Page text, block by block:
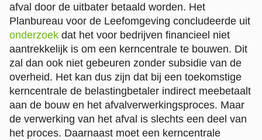
afval door de uitbater betaald worden. Het
Planbureau voor de Leefomgeving concludeerde uit
onderzoek dat het voor bedrijven financieel niet
aantrekkelijk is om een kerncentrale te bouwen. Dit
zal dan ook niet gebeuren zonder subsidie van de
overheid. Het kan dus zijn dat bij een toekomstige
kerncentrale de belastingbetaler indirect meebetaalt
aan de bouw en het afvalverwerkingsproces. Maar
de verwerking van het afval is slechts een deel van
het proces. Daarnaast moet een kerncentrale